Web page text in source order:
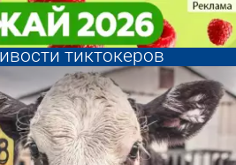
решил разводить
коров из-за
тиктокеров
решил разводить
коров из-за
тиктокеров
курсы
Пензе